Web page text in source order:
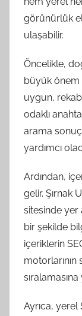
görünürlük
ulaşabilir.
Öncelikle,
büyük önem
uygun,
odaklı
arama
yardımcı
Ardından,
gelir. Şırnak
sitesinde yer
bir şekilde
içeriklerin
sıralamasına
Ayrıca,